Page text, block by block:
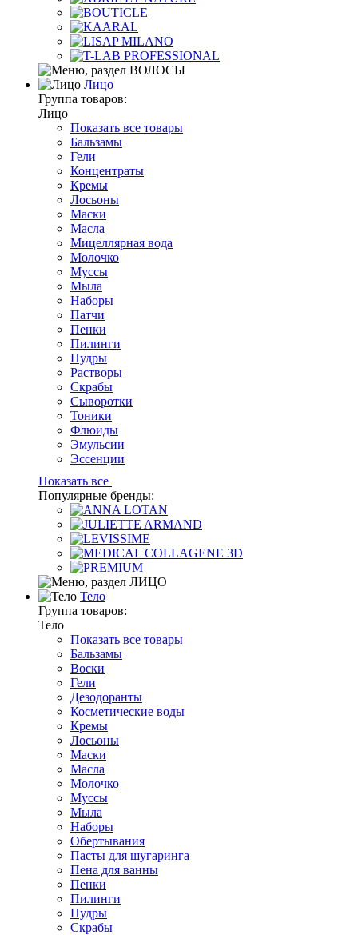
Лицо
Группа товаров:
Лицо
Показать все товары
Бальзамы
Гели
Концентраты
Кремы
Лосьоны
Маски
Масла
Мицеллярная вода
Молочко
Муссы
Мыла
Наборы
Патчи
Пенки
Пилинги
Пудры
Растворы
Скрабы
Сыворотки
Тоники
Флюиды
Эмульсии
Эссенции
Показать все
Популярные бренды:
Тело
Группа товаров:
Тело
Показать все товары
Бальзамы
Воски
Гели
Дезодоранты
Косметические воды
Кремы
Лосьоны
Маски
Масла
Молочко
Муссы
Мыла
Наборы
Обертывания
Пасты для шугаринга
Пена для ванны
Пенки
Пилинги
Пудры
Скрабы